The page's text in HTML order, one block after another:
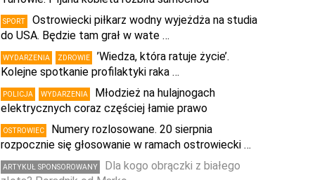
SPORT
Ostrowiecki piłkarz wodny wyjeżdża na studia
do USA. Będzie tam grał w wate …
WYDARZENIA ZDROWIE
’Wiedza, która ratuje życie’.
Kolejne spotkanie profilaktyki raka …
POLICJA WYDARZENIA
Młodzież na hulajnogach
elektrycznych coraz częściej łamie prawo
OSTROWIEC
Numery rozlosowane. 20 sierpnia
rozpocznie się głosowanie w ramach ostrowiecki …
ARTYKUŁ SPONSOROWANY
Dla kogo obrączki z białego